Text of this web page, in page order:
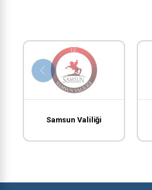
Samsun Valiliği